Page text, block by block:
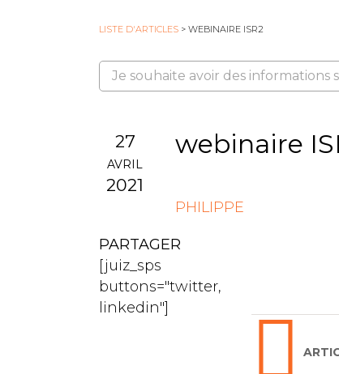
LISTE D'ARTICLES > WEBINAIRE ISR2
27
AVRIL
2021
webinaire
PHILIPPE
PARTAGER
[juiz_sps
buttons="twitter,
linkedin"]